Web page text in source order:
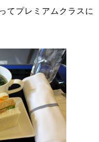
てプレミアムクラスに